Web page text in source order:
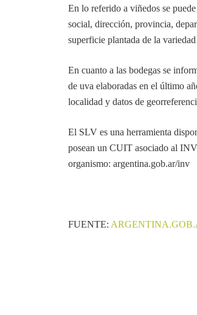
En lo referido a viñedos se
social, dirección, provincia,
superficie plantada de la
En cuanto a las bodegas se
de uva elaboradas en el último
localidad y datos de
El SLV es una herramienta
posean un CUIT asociado al
organismo: argentina.gob.ar/inv
FUENTE: